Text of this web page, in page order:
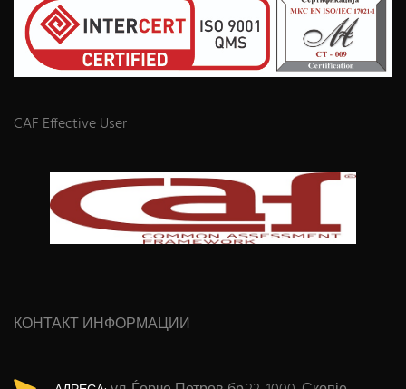
CAF Effective User
КОНТАКТ ИНФОРМАЦИИ